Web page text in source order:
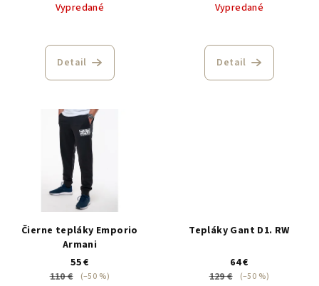
Vypredané
Detail
Vypredané
Detail
Čierne tepláky Emporio
Armani
55 €
110 €
(–50 %)
Tepláky Gant D1. RW
64 €
129 €
(–50 %)